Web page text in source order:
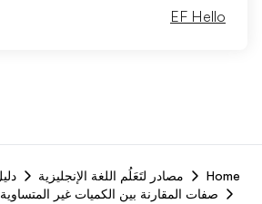
EF Hello
Home مصادر لتَعَلُم اللغة الإنجليزية
صفات المقارنة بين الكميات غير المتساوية